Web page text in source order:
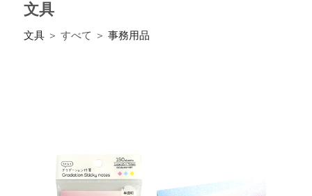
文具
文具＞ すべて ＞ 事務用品